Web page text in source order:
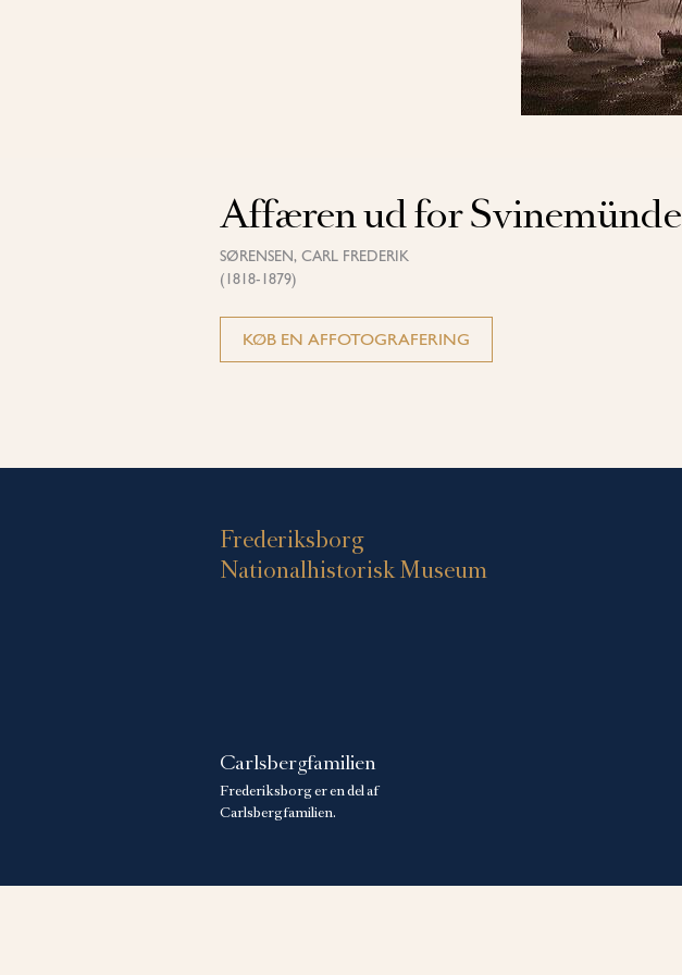
Affæren ud for Svinemünde
SØRENSEN, CARL FREDERIK
(1818-1879)
KØB EN AFFOTOGRAFERING
Frederiksborg
Nationalhistorisk Museum
Carlsbergfamilien
Frederiksborg er en del af
Carlsbergfamilien.